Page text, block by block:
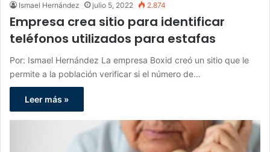
Ismael Hernández julio 5, 2022 2.874
Empresa crea sitio para identificar
teléfonos utilizados para estafas
Por: Ismael Hernández La empresa Boxid creó un sitio que le
permite a la población verificar si el número de…
Leer más »